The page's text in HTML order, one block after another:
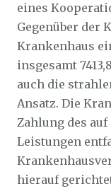
eines
Gegenüber der
Krankenhaus
insgesamt
auch die
Ansatz. Die
Zahlung des
Leistungen
hierauf